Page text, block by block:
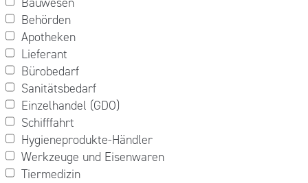
Behörden
Apotheken
Lieferant
Bürobedarf
Sanitätsbedarf
Einzelhandel (GDO)
Schifffahrt
Hygieneprodukte-Händler
Werkzeuge und Eisenwaren
Tiermedizin